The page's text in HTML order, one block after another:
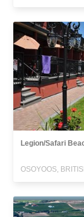
Legion/Safari
OSOYOOS,